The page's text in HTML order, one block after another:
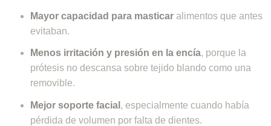
Mayor capacidad para masticar alimentos que antes
evitaban.
Menos irritación y presión en la encía, porque la
prótesis no descansa sobre tejido blando como una
removible.
Mejor soporte facial , especialmente cuando había
pérdida de volumen por falta de dientes.